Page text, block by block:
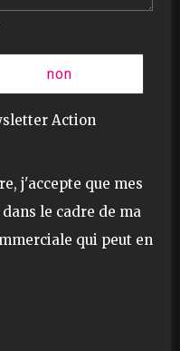
non
Action
j'accepte que mes
le cadre de ma
qui peut en